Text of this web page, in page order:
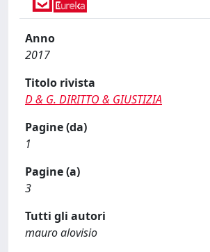
Anno
2017
Titolo rivista
D & G. DIRITTO & GIUSTIZIA
Pagine (da)
1
Pagine (a)
3
Tutti gli autori
mauro alovisio